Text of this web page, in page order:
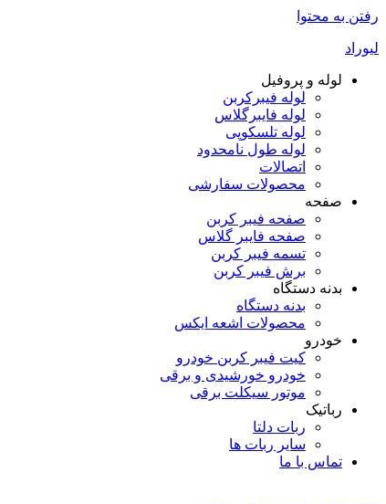
رفتن به محتوا
لیوراد
لوله و پروفیل
لوله فیبرکربن
لوله فایبرگلاس
لوله تلسکوپی
لوله طول نامحدود
اتصالات
محصولات سفارشی
صفحه
صفحه فیبر کربن
صفحه فایبر گلاس
تسمه فیبر کربن
برش فیبر کربن
بدنه دستگاه
بدنه دستگاه
محصولات اشعه ایکس
خودرو
کیت فیبر کربن خودرو
خودرو خورشیدی و برقی
موتور سیکلت برقی
رباتیک
ربات دلتا
سایر ربات ها
تماس با ما